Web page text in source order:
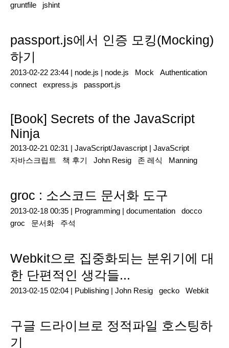
gruntfile
jshint
passport.js에서 인증 모킹(Mocking)
하기
2013-02-22 23:44 | node.js | node.js Mock
Authentication
connect
express.js passport.js
[Book] Secrets of the JavaScript
Ninja
2013-02-21 02:31 | JavaScript/Javascript | JavaScript
자바스크립트
책 후기 John Resig 존 레식 Manning
groc : 소스코드 문서화 도구
2013-02-18 00:35 | Programming | documentation
docco
groc
문서화 주석
Webkit으로 집중화되는 분위기에 대
한 단편적인 생각들...
2013-02-15 02:04 | Publishing | John Resig gecko Webkit
구글 드라이브로 정적파일 호스팅하
기